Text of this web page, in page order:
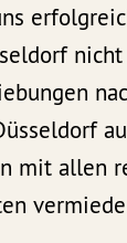
mit allen